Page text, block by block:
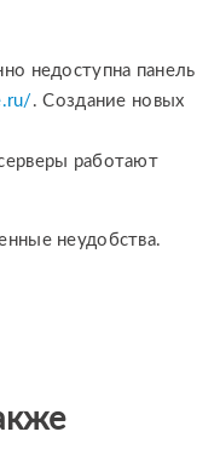
недоступна панель
. Создание новых
работают
неудобства.